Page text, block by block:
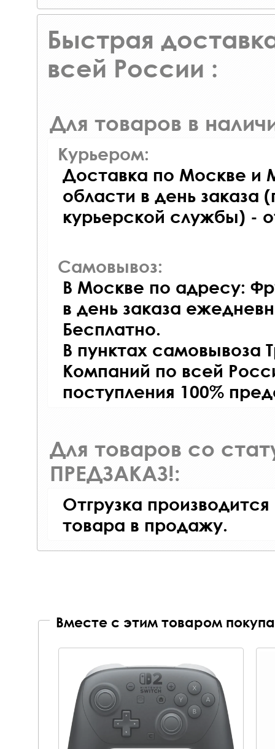
Быстрая
всей России :
Для товаров в
Курьером:
Доставка по Москве и
области в день заказа
курьерской службы) -
Самовывоз:
В Москве по адресу:
в день заказа
Бесплатно.
В пунктах самовывоза
Компаний по всей
поступления 100%
Для товаров со
ПРЕДЗАКАЗ!:
Отгрузка
товара в продажу.
Вместе с этим товаром